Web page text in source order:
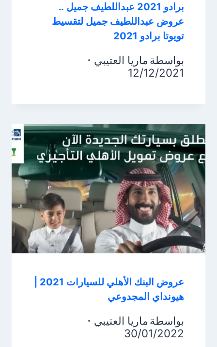
برادو 2021 عبداللطيف جميل ..
عروض عبداللطيف جميل لتقسيط
تويوتا برادو 2021
بواسطة ماريا العتيبي
12/12/2021
هيونداي المجدوعي
بواسطة ماريا العتيبي
30/01/2022